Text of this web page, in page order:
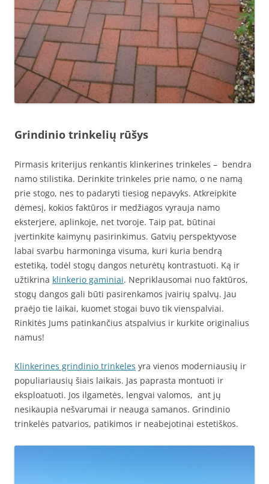
Grindinio trinkelių rūšys
Pirmasis kriterijus renkantis klinkerines trinkeles – bendra
namo stilistika. Derinkite trinkeles prie namo, o ne namą
prie stogo, nes to padaryti tiesiog nepavyks. Atkreipkite
dėmesį, kokios faktūros ir medžiagos vyrauja namo
eksterjere, aplinkoje, net tvoroje. Taip pat, būtinai
įvertinkite kaimynų pasirinkimus. Gatvių perspektyvose
labai svarbu harmoninga visuma, kuri kuria bendrą
estetiką, todėl stogų dangos neturėtų kontrastuoti. Ką ir
užtikrina klinkerio gaminiai. Nepriklausomai nuo faktūros,
stogų dangos gali būti pasirenkamos įvairių spalvų. Jau
praėjo tie laikai, kuomet stogai buvo tik vienspalviai.
Rinkitės Jums patinkančius atspalvius ir kurkite originalius
namus!
Klinkerines grindinio trinkeles yra vienos moderniausių ir
populiariausių šiais laikais. Jas paprasta montuoti ir
eksploatuoti. Jos ilgametės, lengvai valomos, ant jų
nesikaupia nešvarumai ir neauga samanos. Grindinio
trinkelės patvarios, patikimos ir neabejotinai estetiškos.